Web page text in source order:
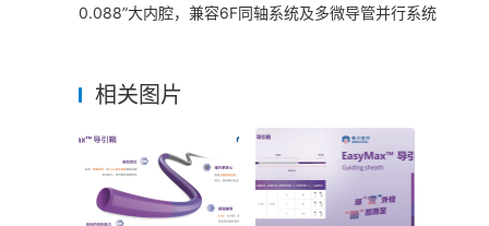
0.088”大内腔，兼容6F同轴系统及多微导管并行系统
相关图片